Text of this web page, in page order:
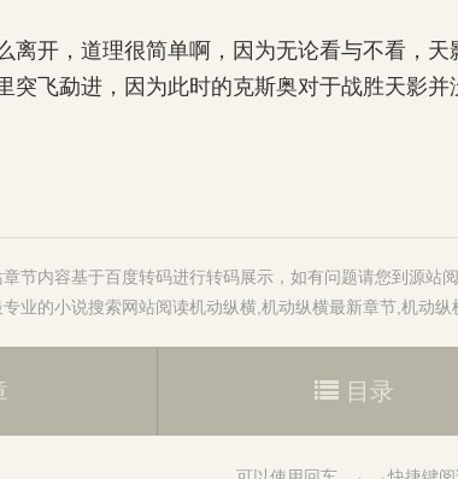
开，道理很简单啊，因为无论看与不看，天
突飞勐进，因为此时的克斯奥对于战胜天影并
节内容基于百度转码进行转码展示，如有问题请您到源站阅
业的小说搜索网站阅读机动纵横 机动纵横最新章节 机动纵
目录